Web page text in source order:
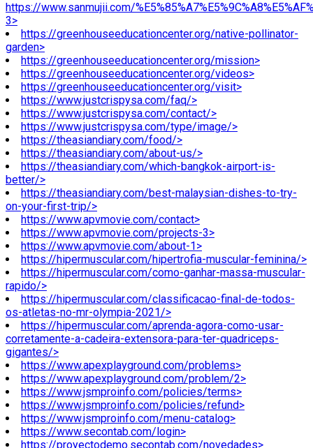
https://www.sanmujii.com/
3>
https://greenhouseeducationcenter.org/native-pollinator-
garden>
https://greenhouseeducationcenter.org/mission>
https://greenhouseeducationcenter.org/videos>
https://greenhouseeducationcenter.org/visit>
https://www.justcrispysa.com/faq/>
https://www.justcrispysa.com/contact/>
https://www.justcrispysa.com/type/image/>
https://theasiandiary.com/food/>
https://theasiandiary.com/about-us/>
https://theasiandiary.com/which-bangkok-airport-is-
better/>
https://theasiandiary.com/best-malaysian-dishes-to-try-
on-your-first-trip/>
https://www.apvmovie.com/contact>
https://www.apvmovie.com/projects-3>
https://www.apvmovie.com/about-1>
https://hipermuscular.com/hipertrofia-muscular-feminina/>
https://hipermuscular.com/como-ganhar-massa-muscular-
rapido/>
https://hipermuscular.com/classificacao-final-de-todos-
os-atletas-no-mr-olympia-2021/>
https://hipermuscular.com/aprenda-agora-como-usar-
corretamente-a-cadeira-extensora-para-ter-quadriceps-
gigantes/>
https://www.apexplayground.com/problems>
https://www.apexplayground.com/problem/2>
https://www.jsmproinfo.com/policies/terms>
https://www.jsmproinfo.com/policies/refund>
https://www.jsmproinfo.com/menu-catalog>
https://www.secontab.com/login>
https://proyectodemo.secontab.com/novedades>